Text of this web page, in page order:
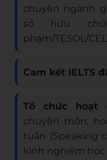
chuyên ngành
sở hữu
phạm/TESOL/
Cam kết IELTS
Tổ chức hoạt
chuyên môn;
tuần (Speaking
kinh nghiệm học